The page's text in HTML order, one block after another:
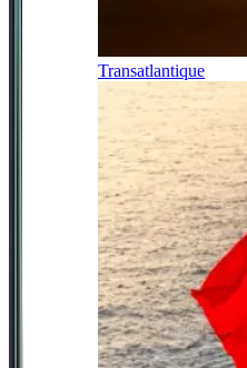
Transatlantique